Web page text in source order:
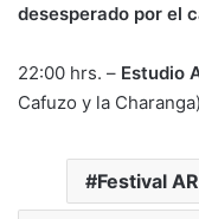
desesperado por el
22:00 hrs. – Estudio
Cafuzo y la Charanga)
Festival